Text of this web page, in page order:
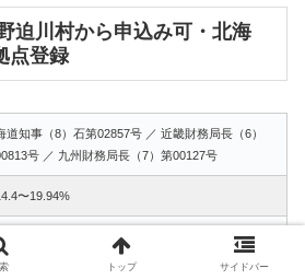
迫川村から申込み可・北海
点登録
道知事（8）石第02857号 ／ 近畿財務局長（6）
号 ／ 九州財務局長（7）第00127号
〜19.94%
〜50万円
トップ サイドバー